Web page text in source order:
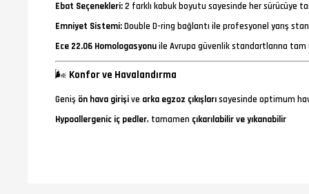
Ebat Seçenekleri:2 farklı kabuk boyutu sayesinde her sürücüye
Emniyet Sistemi:Double D-ring bağlantı ile profesyonel yarış
Ece 22.06 Homologasyonuile Avrupa güvenlik standartlarına tam
🌬️ Konfor ve Havalandırma
Geniş ön hava girişive arka egzoz çıkışlarısayesinde optimum
Hypoallergenic iç pedler, tamamen çıkarılabilir ve yıkanabilir